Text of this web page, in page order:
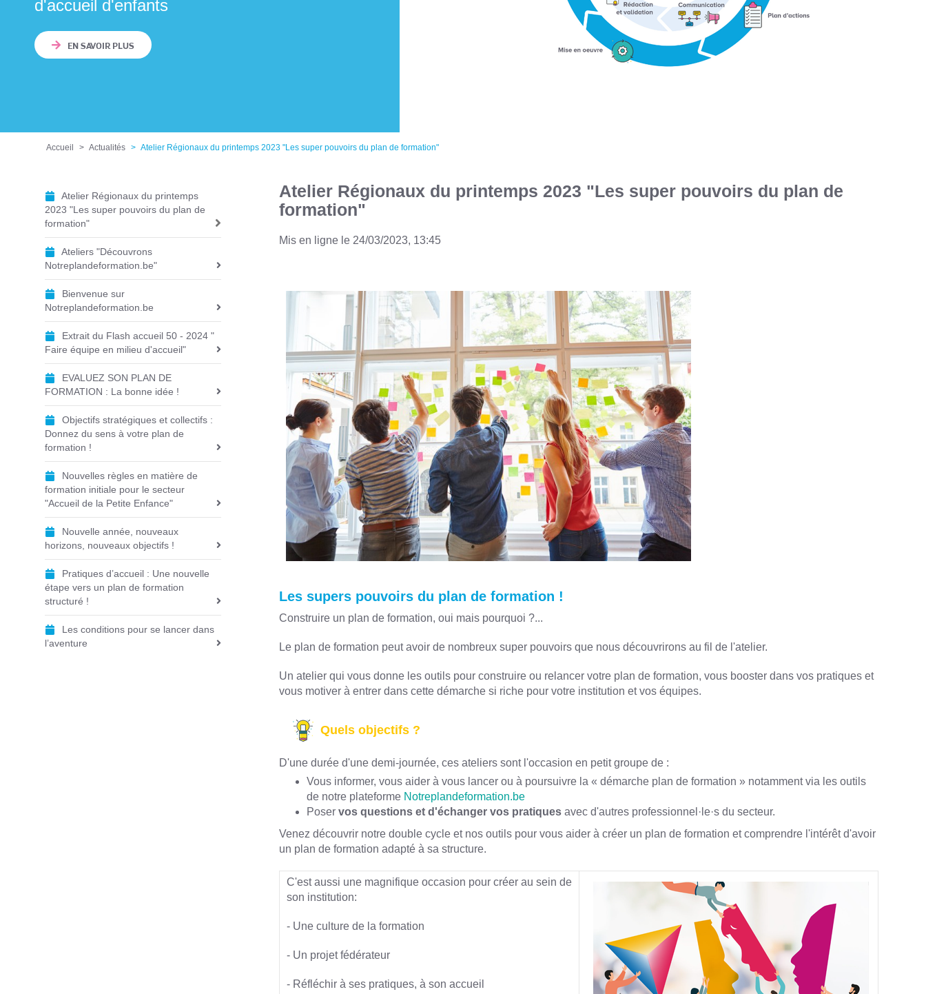
d'accueil d'enfants
EN SAVOIR PLUS
Accueil Actualités Atelier Régionaux du printemps 2023 "Les super pouvoirs du plan de formation"
N
a
g
i
n
Atelier Régionaux du printemps
2023 "Les super pouvoirs du plan de
formation"
Ateliers "Découvrons
Notreplandeformation.be"
Bienvenue sur
Notreplandeformation.be
Extrait du Flash accueil 50 - 2024 "
Faire équipe en milieu d'accueil"
EVALUEZ SON PLAN DE
FORMATION : La bonne idée !
Objectifs stratégiques et collectifs :
Donnez du sens à votre plan de
formation !
Nouvelles règles en matière de
formation initiale pour le secteur
"Accueil de la Petite Enfance"
Nouvelle année, nouveaux
horizons, nouveaux objectifs !
Pratiques d’accueil : Une nouvelle
étape vers un plan de formation
structuré !
Les conditions pour se lancer dans
l’aventure
Atelier Régionaux du printemps 2023 "Les super pouvoirs du plan de
formation"
Mis en ligne le 24/03/2023, 13:45
Les supers pouvoirs du plan de formation !
Construire un plan de formation, oui mais pourquoi ?...
Le plan de formation peut avoir de nombreux super pouvoirs que nous découvrirons au fil de l'atelier.
Un atelier qui vous donne les outils pour construire ou relancer votre plan de formation, vous booster dans vos pratiques et
vous motiver à entrer dans cette démarche si riche pour votre institution et vos équipes.
Quels objectifs ?
D'une durée d'une demi-journée, ces ateliers sont l'occasion en petit groupe de :
Vous informer, vous aider à vous lancer ou à poursuivre la « démarche plan de formation » notamment via les outils
de notre plateforme Notreplandeformation.be
Poser vos questions et d'échanger vos pratiques avec d'autres professionnel·le·s du secteur.
Venez découvrir notre double cycle et nos outils pour vous aider à créer un plan de formation et comprendre l'intérêt d'avoir
un plan de formation adapté à sa structure.
C'est aussi une magnifique occasion pour créer au sein de
son institution:
- Une culture de la formation
- Un projet fédérateur
- Réfléchir à ses pratiques, à son accueil